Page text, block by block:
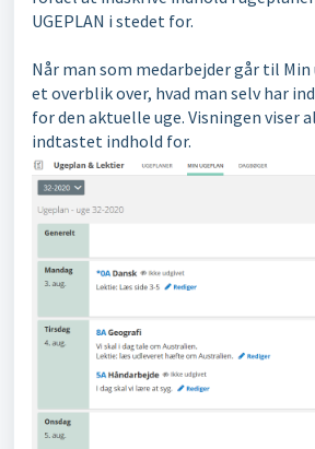
UGEPLAN i stedet for.
Når man som medarbejder går til
et overblik over, hvad man selv har
for den aktuelle uge. Visningen viser
indtastet indhold for.